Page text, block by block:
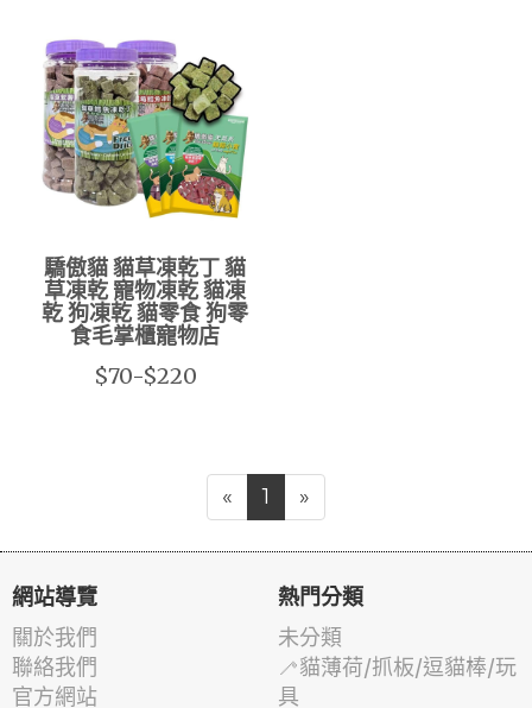
驕傲貓 貓草凍乾丁 貓
草凍乾 寵物凍乾 貓凍
乾 狗凍乾 貓零食 狗零
食毛掌櫃寵物店
$70-$220
« 1 »
網站導覽
關於我們
聯絡我們
官方網站
熱門分類
未分類
🦯貓薄荷/抓板/逗貓棒/玩
具